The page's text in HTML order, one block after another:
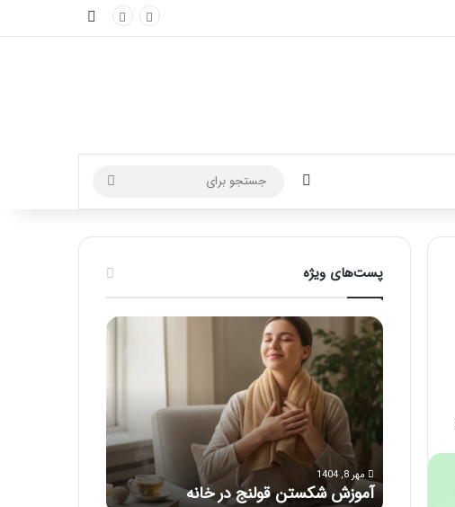
تغییر پوسته
برای
پست‌های ویژه
ماساژ
برای
بهبود
تمرکز
ذهنی؛
با
این
حواس‌جمع
شوید!
مرداد 6, 1404
ماساژ برای بهبود تمرکز ذهنی؛ با این
ماساژ حواس‌جمع شوید!
راهنمای
بعد
از